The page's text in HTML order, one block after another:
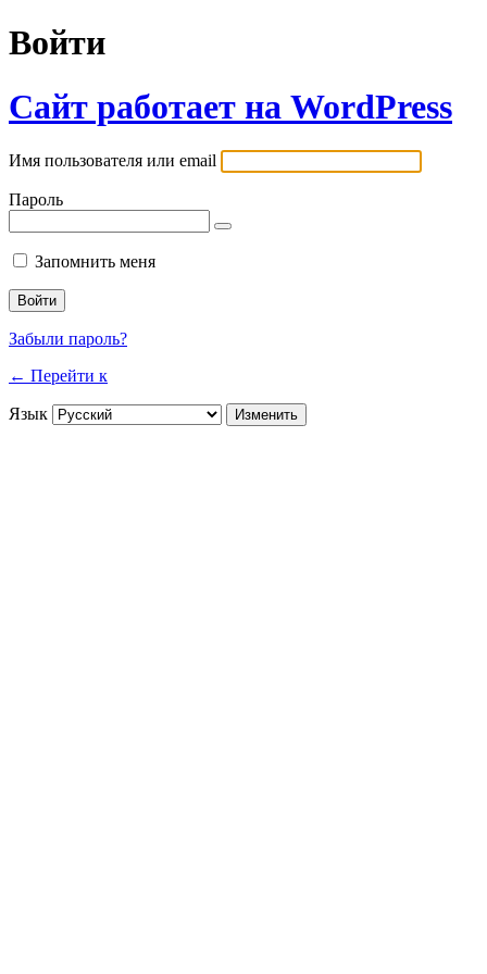
Войти
Сайт работает на WordPress
Имя пользователя или email
Пароль
Запомнить меня
Забыли пароль?
← Перейти к
Язык